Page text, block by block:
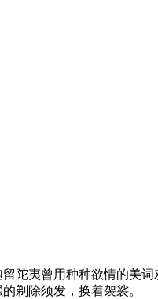
夷曾用种种欲情的美词
剃除须发，换着袈裟。